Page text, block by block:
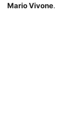
Mario Vivone.